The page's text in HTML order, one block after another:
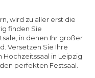
wird zu aller erst die
finden Sie
in denen Ihr großer
Versetzen Sie Ihre
in Leipzig
perfekten Festsaal.